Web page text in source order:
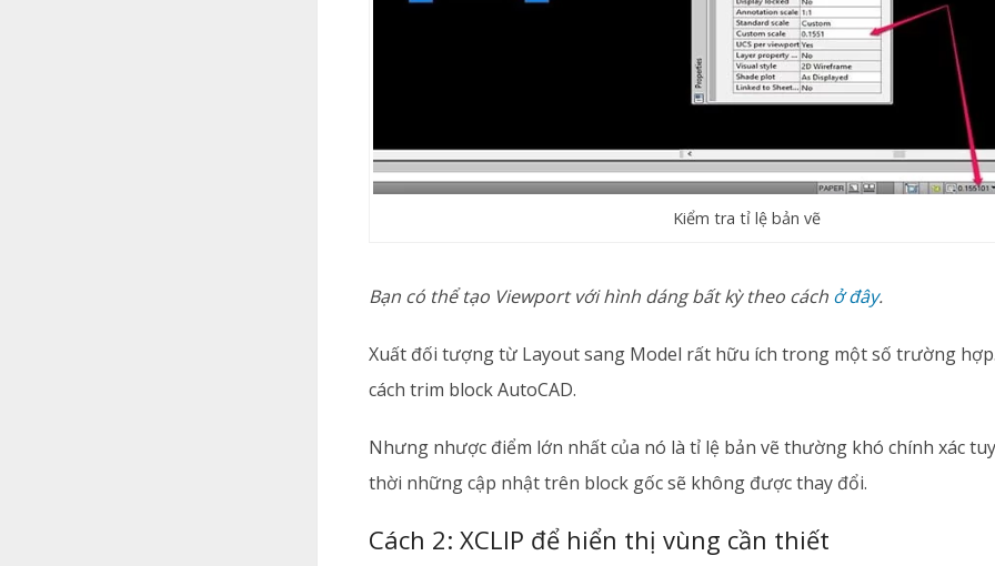
Kiểm tra tỉ lệ bản vẽ
Bạn có thể tạo Viewport với hình dáng bất kỳ theo cách ở đây.
Xuất đối tượng từ Layout sang Model rất hữu ích trong một số trường
cách trim block AutoCAD.
Nhưng nhược điểm lớn nhất của nó là tỉ lệ bản vẽ thường khó chính xác
thời những cập nhật trên block gốc sẽ không được thay đổi.
Cách 2: XCLIP để hiển thị vùng cần thiết